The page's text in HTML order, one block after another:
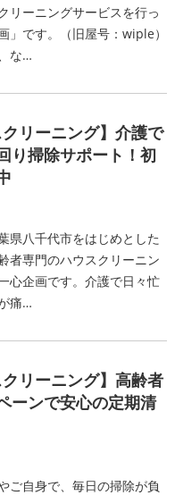
リーニングサービスを行っ
」です。（旧屋号：wiple）
な…
クリーニング】介護で
り掃除サポート！初
県八千代市をはじめとした
者専門のハウスクリーニン
心企画です。介護で日々忙
痛…
クリーニング】高齢者
ーンで安心の定期清
ご自身で、毎日の掃除が負